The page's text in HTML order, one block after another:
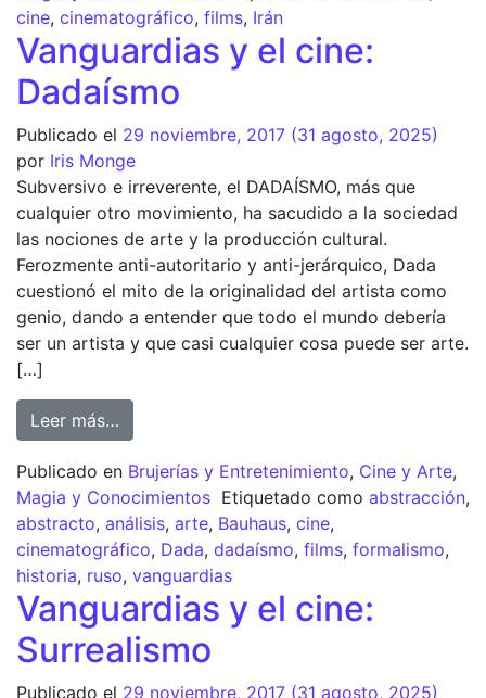
cine, cinematográfico, films, Irán
Vanguardias y el cine:
Dadaísmo
Publicado el 29 noviembre, 2017 (31 agosto, 2025)
por Iris Monge
Subversivo e irreverente, el DADAÍSMO, más que
cualquier otro movimiento, ha sacudido a la sociedad
las nociones de arte y la producción cultural.
Ferozmente anti-autoritario y anti-jerárquico, Dada
cuestionó el mito de la originalidad del artista como
genio, dando a entender que todo el mundo debería
ser un artista y que casi cualquier cosa puede ser arte.
[…]
Leer más…
Publicado en Brujerías y Entretenimiento, Cine y Arte,
Magia y Conocimientos Etiquetado como abstracción,
abstracto, análisis, arte, Bauhaus, cine,
cinematográfico, Dada, dadaísmo, films, formalismo,
historia, ruso, vanguardias
Vanguardias y el cine:
Surrealismo
Publicado el 29 noviembre, 2017 (31 agosto, 2025)